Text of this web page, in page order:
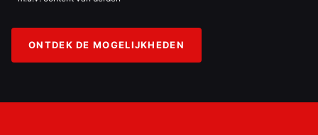
ONTDEK DE MOGELIJKHEDEN